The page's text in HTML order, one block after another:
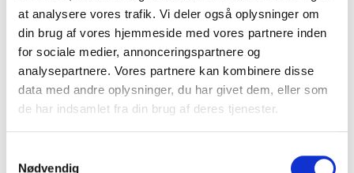
at analysere vores trafik. Vi deler også oplysninger om
din brug af vores hjemmeside med vores partnere inden
for sociale medier, annonceringspartnere og
analysepartnere. Vores partnere kan kombinere disse
data med andre oplysninger, du har givet dem, eller som
de har indsamlet fra din brug af deres tjenester.
Nødvendig
Helsingør
Håndstrikket hue lyselilla
Søborg
Stribet badehat